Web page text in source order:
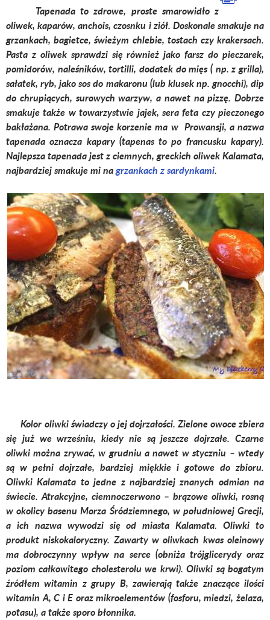
Tapenada to zdrowe, proste smarowidło z
oliwek, kaparów, anchois, czosnku i ziół. Doskonale smakuje na
grzankach, bagietce, świeżym chlebie, tostach czy krakersach.
Pasta z oliwek sprawdzi się również jako farsz do pieczarek,
pomidorów, naleśników, tortilli, dodatek do mięs ( np. z grilla),
sałatek, ryb, jako sos do makaronu (lub klusek np. gnocchi), dip
do chrupiących, surowych warzyw, a nawet na pizzę. Dobrze
smakuje także w towarzystwie jajek, sera feta czy pieczonego
bakłażana. Potrawa swoje korzenie ma w Prowansji, a nazwa
tapenada oznacza kapary (tapenas to po francusku kapary).
Najlepsza tapenada jest z ciemnych, greckich oliwek Kalamata,
najbardziej smakuje mi nagrzankach z sardynkami.
Kolor oliwki świadczy o jej dojrzałości. Zielone owoce zbiera
się już we wrześniu, kiedy nie są jeszcze dojrzałe. Czarne
oliwki można zrywać, w grudniu a nawet w styczniu – wtedy
są w pełni dojrzałe, bardziej miękkie i gotowe do zbioru.
Oliwki Kalamata to jedne z najbardziej znanych odmian na
świecie. Atrakcyjne, ciemnoczerwono – brązowe oliwki, rosną
w okolicy basenu Morza Śródziemnego, w południowej Grecji,
a ich nazwa wywodzi się od miasta Kalamata. Oliwki to
produkt niskokaloryczny. Zawarty w oliwkach kwas oleinowy
ma dobroczynny wpływ na serce (obniża trójglicerydy oraz
poziom całkowitego cholesterolu we krwi). Oliwki są bogatym
źródłem witamin z grupy B, zawierają także znaczące ilości
witamin A, C i E oraz mikroelementów (fosforu, miedzi, żelaza,
potasu), a także sporo błonnika.